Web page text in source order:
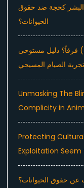
البشر كحجة ضد حقوق
الحيوانات؟
فرقاً؟ دليل مستوحى
الصيام المسيحي
Unmasking The
Complicity in
Protecting
Exploitation Seem
عن حقوق الحيوانات؟